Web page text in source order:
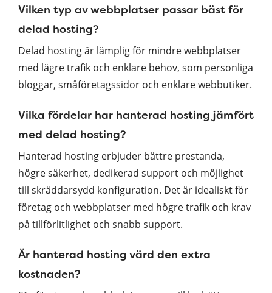
Vilken typ av webbplatser passar bäst för
delad hosting?
Delad hosting är lämplig för mindre webbplatser
med lägre trafik och enklare behov, som personliga
bloggar, småföretagssidor och enklare webbutiker.
Vilka fördelar har hanterad hosting jämfört
med delad hosting?
Hanterad hosting erbjuder bättre prestanda,
högre säkerhet, dedikerad support och möjlighet
till skräddarsydd konfiguration. Det är idealiskt för
företag och webbplatser med högre trafik och krav
på tillförlitlighet och snabb support.
Är hanterad hosting värd den extra
kostnaden?